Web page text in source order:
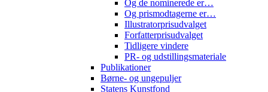
Og de nominerede er…
Og prismodtagerne er…
Illustratorprisudvalget
Forfatterprisudvalget
Tidligere vindere
PR- og udstillingsmateriale
Publikationer
Børne- og ungepuljer
Statens Kunstfond